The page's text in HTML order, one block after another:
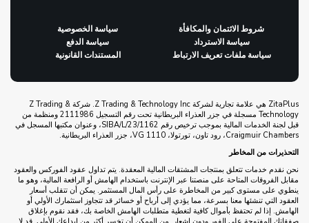
شروط الائتمان والمكافأة
سياسة الخصوصية
سياسة الاسترداد
سياسة الدفع
سياسة ملفات تعريف الارتباط
المستندات القانونية
ZitaPlus هي علامة تجارية لشركة Z Trading & Technology Inc. شركة Z Trading &
Technology مسجلة في جزر العذراء البريطانية تحت رقم التسجيل 2111986 ومنظمة من
قبل لجنة الخدمات المالية بموجب ترخيص رقم SIBA/L/23/1162، وعنوان مكتبها المسجل في
Craigmuir Chambers، رود تاون، تورتولا، VG 1110، جزر العذراء البريطانية.
التحذيرات من المخاطر
نحن نقدم خدمات تتعلق بمنتجات المشتقات المالية المعقدة. يتم تداول عقود الفوركس والعقود
مقابل الفروقات المتاحة على منصتنا عبر الإنترنت باستخدام الهامش أو الرافعة المالية، وهو ما
ينطوي على مستوى كبير من المخاطرة على رأس المال المستثمر. يمكن أن تتقلب أسعار
العقود التي تنشئها معنا بسرعة، مما يؤدي إلى أرباح أو خسائر قد تتجاوز استثمارك الأولي أو
الهامش. إذا لم تحتفظ بأموال كافية لتغطية متطلبات الهامش الخاصة بك، فقد نقوم بإغلاق